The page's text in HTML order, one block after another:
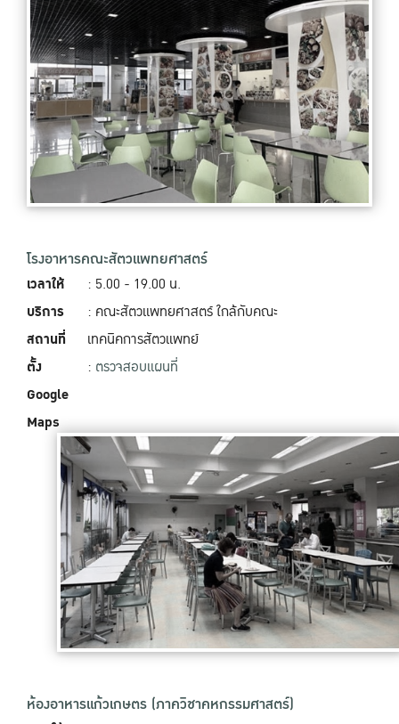
โรงอาหารคณะสัตวแพทยศาสตร์
เวลาให้
บริการ
สถานที่
ตั้ง
Google
Maps
: 5.00 - 19.00‬ น.
: คณะสัตวแพทยศาสตร์ ใกล้กับคณะ
เทคนิคการสัตวแพทย์
: ตรวจสอบแผนที่
ห้องอาหารแก้วเกษตร (ภาควิชาคหกรรมศาสตร์)